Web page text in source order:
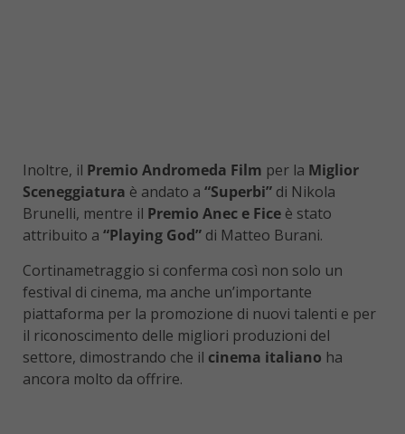
Inoltre, il Premio Andromeda Film per la Miglior
Sceneggiatura è andato a “Superbi” di Nikola
Brunelli, mentre il Premio Anec e Fice è stato
attribuito a “Playing God” di Matteo Burani.
Cortinametraggio si conferma così non solo un
festival di cinema, ma anche un’importante
piattaforma per la promozione di nuovi talenti e per
il riconoscimento delle migliori produzioni del
settore, dimostrando che il cinema italiano ha
ancora molto da offrire.